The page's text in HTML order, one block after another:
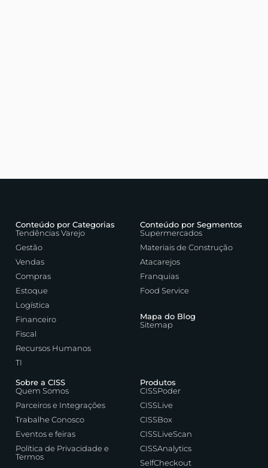
Conteúdo por Categorias
Tendências Varejo
Gestão
Vendas
Compras
Estoque
Logística
Financeiro
Fiscal
Recursos Humanos
TI
Conteúdo por Segmentos
Supermercados
Materiais de Construção
Atacarejos
Franquias
Food Service
Mapa do Blog
Sitemap
Sobre a CISS
Quem Somos
Parceiros e Integrações
Trabalhe Conosco
Eventos e feiras
Política de Privacidade e
Termos
Produtos
CISSPoder
CISSLive
CISSBox
CISSLiveScan
CISSAnalytics
SelfCheckout